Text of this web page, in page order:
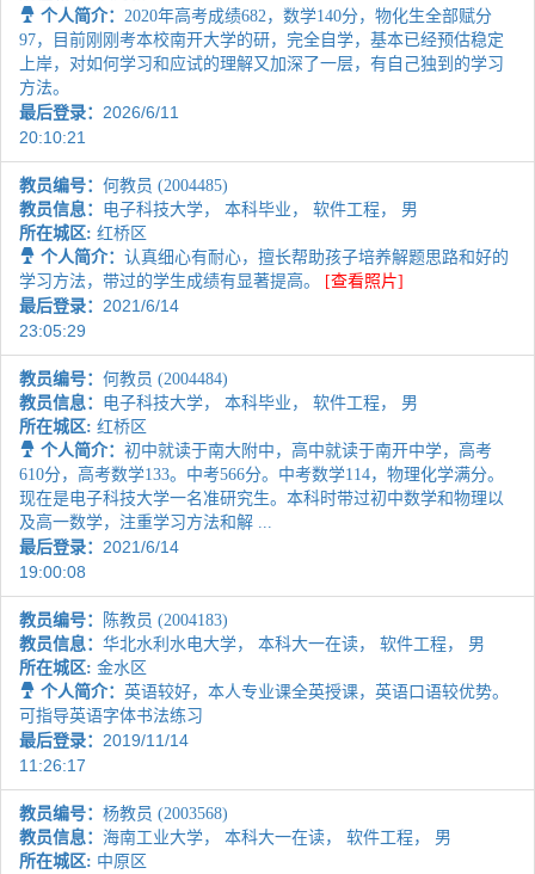
个人简介： 2020年高考成绩682，数学140分，物化生全部赋分
97，目前刚刚考本校南开大学的研，完全自学，基本已经预估稳定
上岸，对如何学习和应试的理解又加深了一层，有自己独到的学习
方法。
最后登录： 2026/6/11
20:10:21
教员编号： 何教员 (2004485)
教员信息： 电子科技大学， 本科毕业， 软件工程， 男
所在城区: 红桥区
个人简介： 认真细心有耐心，擅长帮助孩子培养解题思路和好的
学习方法，带过的学生成绩有显著提高。
[查看照片]
最后登录： 2021/6/14
23:05:29
教员编号： 何教员 (2004484)
教员信息： 电子科技大学， 本科毕业， 软件工程， 男
所在城区: 红桥区
个人简介： 初中就读于南大附中，高中就读于南开中学，高考
610分，高考数学133。中考566分。中考数学114，物理化学满分。
现在是电子科技大学一名准研究生。本科时带过初中数学和物理以
及高一数学，注重学习方法和解 ...
最后登录： 2021/6/14
19:00:08
教员编号：
陈教员 (2004183)
教员信息： 华北水利水电大学， 本科大一在读， 软件工程， 男
所在城区: 金水区
个人简介： 英语较好，本人专业课全英授课，英语口语较优势。
可指导英语字体书法练习
最后登录： 2019/11/14
11:26:17
教员编号： 杨教员 (2003568)
教员信息： 海南工业大学， 本科大一在读， 软件工程， 男
所在城区: 中原区